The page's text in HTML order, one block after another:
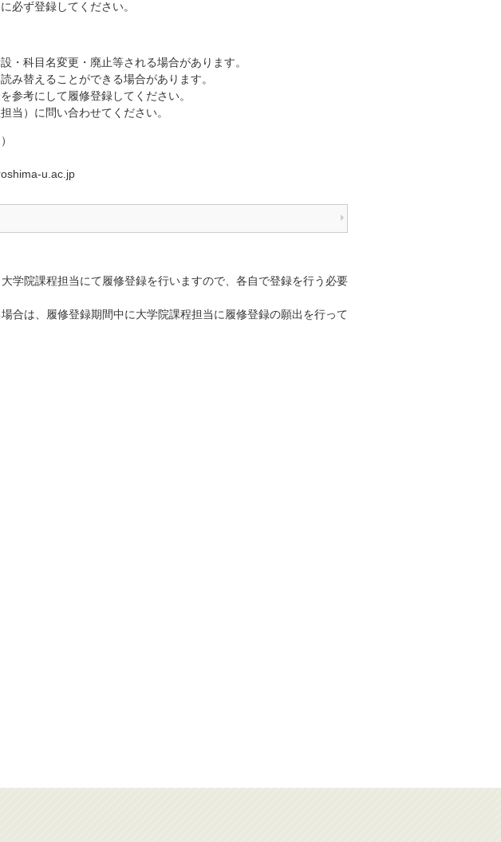
必ず登録してください。
・科目名変更・廃止等される場合があります。
み替えることができる場合があります。
参考にして履修登録してください。
当）に問い合わせてください。
u.ac.jp
学院課程担当にて履修登録を行いますので、各自で登録を行う必要
合は、履修登録期間中に大学院課程担当に履修登録の願出を行って